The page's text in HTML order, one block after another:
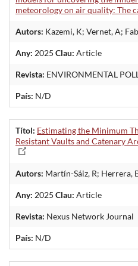
meteorology on air quality: The
Autors: Kazemi, K; Vernet, A;
Any: 2025 Clau: Article
Revista: ENVIRONMENTAL
País: N/D
Títol: Estimating the Minimum
Resistant Vaults and Catenary
Autors: Martín-Sáiz, R; Herrera,
Any: 2025 Clau: Article
Revista: Nexus Network Journal
País: N/D